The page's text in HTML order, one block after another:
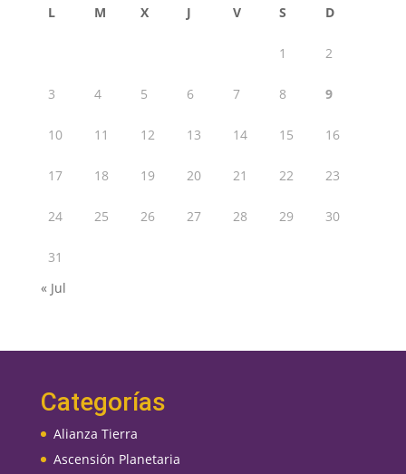
L M X J V S D
1 2
3 4 5 6 7 8 9
10 11 12 13 14 15 16
17 18 19 20 21 22 23
24 25 26 27 28 29 30
31
« Jul
Categorías
Alianza Tierra
Ascensión Planetaria